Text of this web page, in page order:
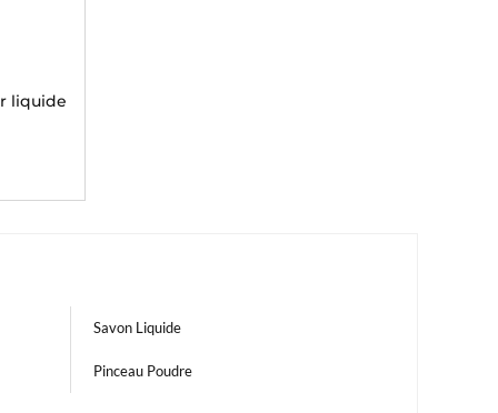
liquide
Savon Liquide
Pinceau Poudre